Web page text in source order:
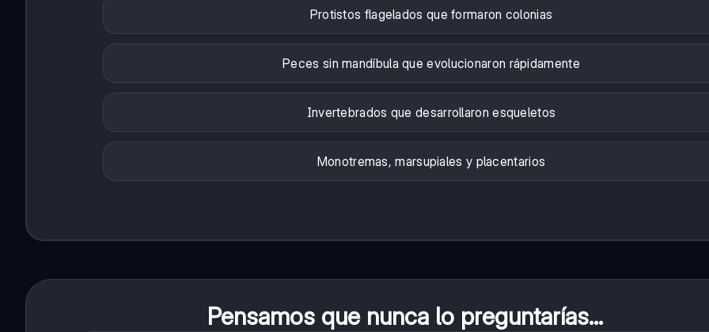
Protistos flagelados que formaron colonias
Peces sin mandíbula que evolucionaron rápidamente
Invertebrados que desarrollaron esqueletos
Monotremas, marsupiales y placentarios
Pensamos que nunca lo preguntarías...